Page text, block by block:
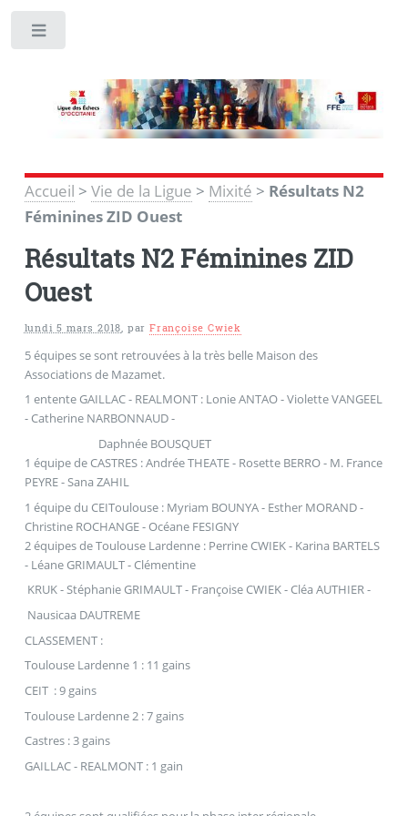
Accueil > Vie de la Ligue > Mixité > Résultats N2
Féminines ZID Ouest
Résultats N2 Féminines ZID
Ouest
lundi 5 mars 2018, parFrançoise Cwiek
5 équipes se sont retrouvées à la très belle Maison des
Associations de Mazamet.
1 entente GAILLAC - REALMONT : Lonie ANTAO - Violette VANGEEL
- Catherine NARBONNAUD -
Daphnée BOUSQUET
1 équipe de CASTRES : Andrée THEATE - Rosette BERRO - M. France
PEYRE - Sana ZAHIL
1 équipe du CEIToulouse : Myriam BOUNYA - Esther MORAND -
Christine ROCHANGE - Océane FESIGNY
2 équipes de Toulouse Lardenne : Perrine CWIEK - Karina BARTELS
- Léane GRIMAULT - Clémentine
KRUK - Stéphanie GRIMAULT - Françoise CWIEK - Cléa AUTHIER -
Nausicaa DAUTREME
CLASSEMENT :
Toulouse Lardenne 1 : 11 gains
CEIT : 9 gains
Toulouse Lardenne 2 : 7 gains
Castres : 3 gains
GAILLAC - REALMONT : 1 gain